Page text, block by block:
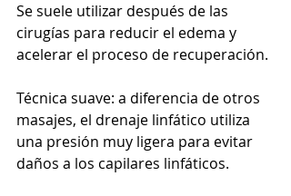
Se suele utilizar después de las
cirugías para reducir el edema y
acelerar el proceso de recuperación.
Técnica suave: a diferencia de otros
masajes, el drenaje linfático utiliza
una presión muy ligera para evitar
daños a los capilares linfáticos.